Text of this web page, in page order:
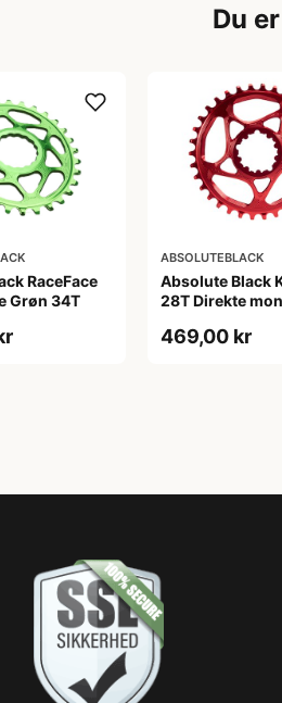
Du
RaceFace
Grøn 34T
ABSOLUTEBLACK
Absolute Black
28T Direkte
469,00 kr